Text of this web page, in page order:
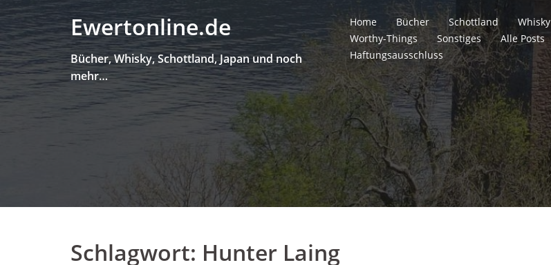
Skip
content
Ewertonline.de
Bücher, Whisky, Schottland, Japan und noch
mehr…
Home Bücher Schottland Whisky
Worthy-Things
Sonstiges Alle Posts
Haftungsausschluss
Schlagwort: Hunter Laing